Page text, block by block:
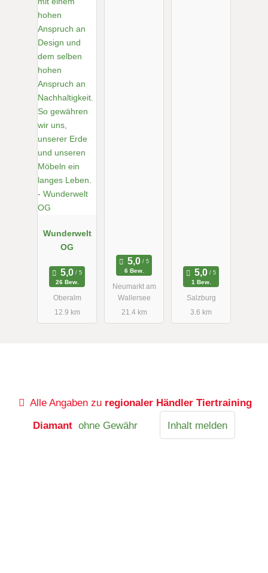
Wunderwelt
OG
26 Bew.
Oberalm
12.9 km
6 Bew.
Neumarkt am
Wallersee
21.4 km
1 Bew.
Salzburg
3.6 km
Alle Angaben zu regionaler Händler Tiertraining
Diamant ohne Gewähr Inhalt melden